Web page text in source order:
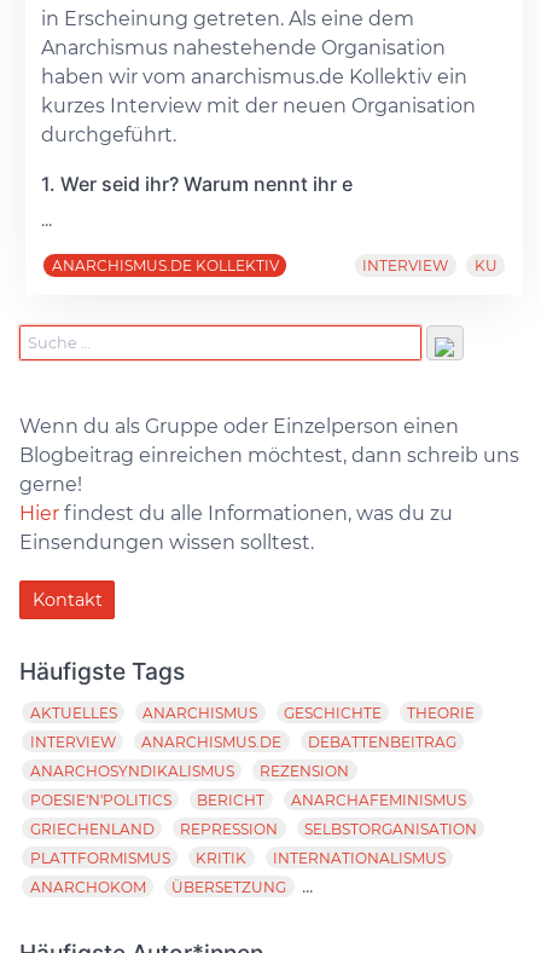
in Erscheinung getreten. Als eine dem
Anarchismus nahestehende Organisation
haben wir vom anarchismus.de Kollektiv ein
kurzes Interview mit der neuen Organisation
durchgeführt.
1. Wer seid ihr? Warum nennt ihr e
...
ANARCHISMUS.DE KOLLEKTIV INTERVIEW KU
Wenn du als Gruppe oder Einzelperson einen
Blogbeitrag einreichen möchtest, dann schreib uns
gerne!
Hier findest du alle Informationen, was du zu
Einsendungen wissen solltest.
Kontakt
Häufigste Tags
AKTUELLES ANARCHISMUS GESCHICHTE
THEORIE
INTERVIEW
ANARCHISMUS.DE
DEBATTENBEITRAG
ANARCHOSYNDIKALISMUS
REZENSION
POESIE'N'POLITICS
BERICHT
ANARCHAFEMINISMUS
GRIECHENLAND
REPRESSION
SELBSTORGANISATION
PLATTFORMISMUS
KRITIK
INTERNATIONALISMUS
ANARCHOKOM
ÜBERSETZUNG ...